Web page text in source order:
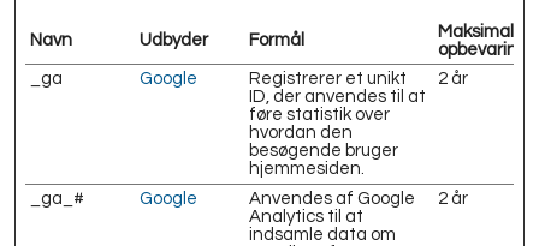
Navn Udbyder Formål
Maksimal
_ga
Google
Registrerer et unikt
ID, der anvendes til at
føre statistik over
hvordan den
besøgende bruger
hjemmesiden.
2 år
_ga_# Google
Anvendes af Google
Analytics til at
indsamle data om
2 år